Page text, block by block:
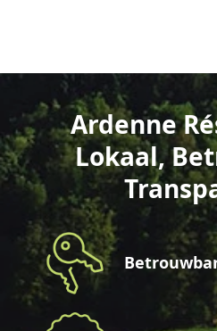
Ardenne
Lokaal,